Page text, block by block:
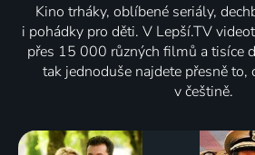
Kino trháky, oblíbené seriály,
i pohádky pro děti. V Lepší.TV
přes 15 000 různých filmů a tisíce
tak jednoduše najdete přesně to,
v češtině.